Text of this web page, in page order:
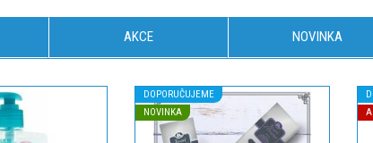
AKCE NOVINKA
DOPORUČUJEME
NOVINKA